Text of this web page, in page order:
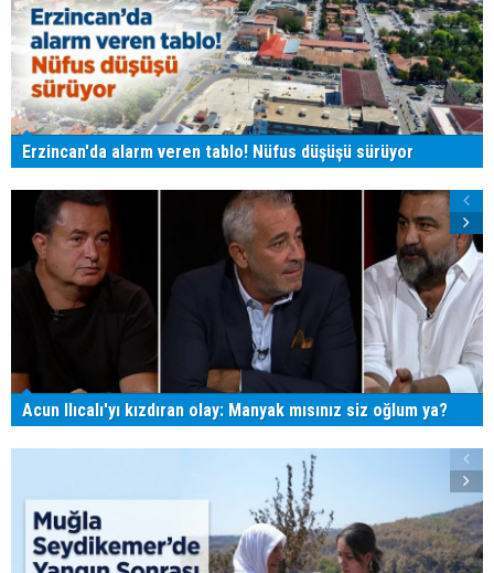
Erzincan'da alarm veren tablo! Nüfus düşüşü sürüyor
Acun Ilıcalı'yı kızdıran olay: Manyak mısınız siz oğlum ya?